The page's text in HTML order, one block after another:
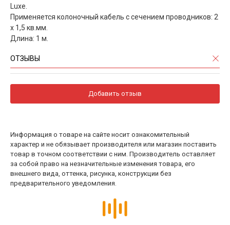
Luxe.
Применяется колоночный кабель с сечением проводников: 2
x 1,5 кв.мм.
Длина: 1 м.
ОТЗЫВЫ
Добавить отзыв
Информация о товаре на сайте носит ознакомительный
характер и не обязывает производителя или магазин поставить
товар в точном соответствии с ним. Производитель оставляет
за собой право на незначительные изменения товара, его
внешнего вида, оттенка, рисунка, конструкции без
предварительного уведомления.